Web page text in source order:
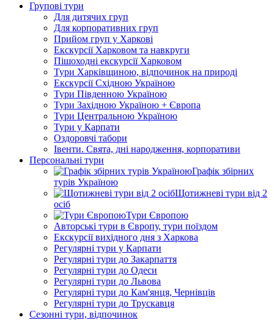
Групові тури
Для дитячих груп
Для корпоративних груп
Прийом груп у Харкові
Екскурсії Харковом та навкруги
Пішоходні екскурсії Харковом
Тури Харківщиною, відпочинок на природі
Екскурсії Східною Україною
Тури Південною Україною
Тури Західною Україною + Європа
Тури Центральною Україною
Тури у Карпати
Оздоровчі табори
Івенти. Свята, дні народження, корпоративи
Персональні тури
Графік збірних
турів Україною
Щотижневі тури від 2
осіб
Тури Європою
Авторські тури в Європу, тури поїздом
Екскурсії вихідного дня з Харкова
Регулярні тури у Карпати
Регулярні тури до Закарпаття
Регулярні тури до Одеси
Регулярні тури до Львова
Регулярні тури до Кам'янця, Чернівців
Регулярні тури до Трускавця
Сезонні тури, відпочинок